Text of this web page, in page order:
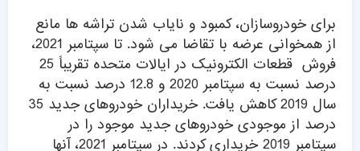
برای خودروسازان، کمبود و نایاب شدن تراشه ها مانع
از همخوانی عرضه با تقاضا می شود. تا سپتامبر 2021،
فروش قطعات الکترونیک در ایالات متحده تقریباً 25
درصد نسبت به سپتامبر 2020 و 12.8 درصد نسبت به
سال 2019 کاهش یافت. خریداران خودروهای جدید 35
درصد از موجودی خودروهای جدید موجود را در
سپتامبر 2019 خریداری کردند. در سپتامبر 2021، آنها